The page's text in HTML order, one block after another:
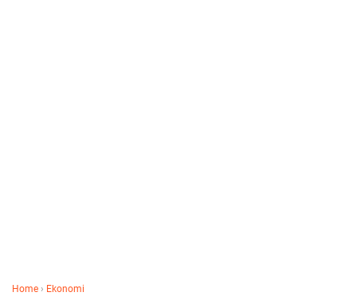
Home › Ekonomi